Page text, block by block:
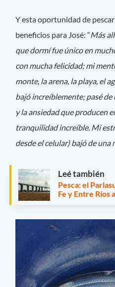
Y esta oportunidad de
beneficios para José: “Más
que dormí fue único en
con mucha felicidad; mi
monte, la arena, la playa, el
bajó increíblemente; pasé
y la ansiedad que producen
tranquilidad increíble. Mi
desde el celular) bajó de una
Leé también
Pesca: el
Fe y Entre Ríos